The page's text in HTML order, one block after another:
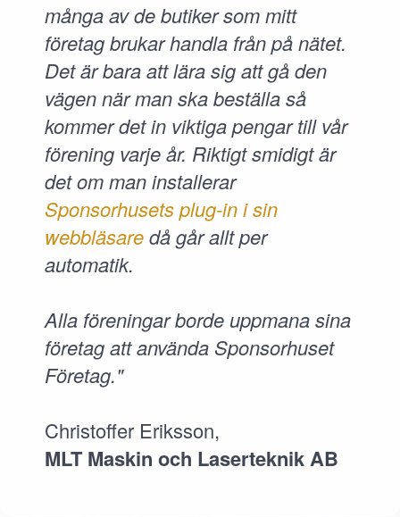
många av de butiker som mitt
företag brukar handla från på nätet.
Det är bara att lära sig att gå den
vägen när man ska beställa så
kommer det in viktiga pengar till vår
förening varje år. Riktigt smidigt är
det om man installerar
Sponsorhusets plug-in i sin
webbläsaredå går allt per
automatik.
Alla föreningar borde uppmana sina
företag att använda Sponsorhuset
Företag."
Christoffer Eriksson,
MLT Maskin och Laserteknik AB